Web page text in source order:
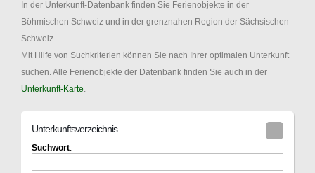
In der Unterkunft-Datenbank finden Sie Ferienobjekte in der
Böhmischen Schweiz und in der grenznahen Region der Sächsischen
Schweiz.
Mit Hilfe von Suchkriterien können Sie nach Ihrer optimalen Unterkunft
suchen. Alle Ferienobjekte der Datenbank finden Sie auch in der
Unterkunft-Karte
Unterkunftsverzeichnis
Suchwort: